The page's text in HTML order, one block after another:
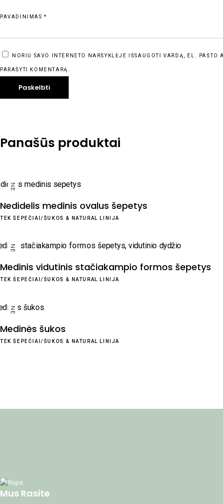
PAVADINIMAS*
NORIU SAVO INTERNETO NARŠYKLĖJE IŠSAUGOTI VARDĄ, EL.
PARAŠYTI KOMENTARĄ.
Panašūs produktai
NEW
Nedidelis medinis ovalus šepetys
TEK ŠEPEČIAI/ŠUKOS & NATURAL LINIJA
NEW
Medinis vidutinis stačiakampio formos šepetys
TEK ŠEPEČIAI/ŠUKOS & NATURAL LINIJA
NEW
Medinės šukos
TEK ŠEPEČIAI/ŠUKOS & NATURAL LINIJA
Mus Rasite